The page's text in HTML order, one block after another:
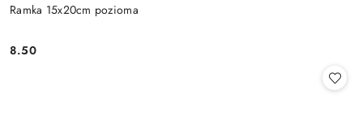
Ramka 15x20cm pozioma
Cena:
8.50